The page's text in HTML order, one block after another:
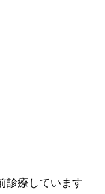
診療しています